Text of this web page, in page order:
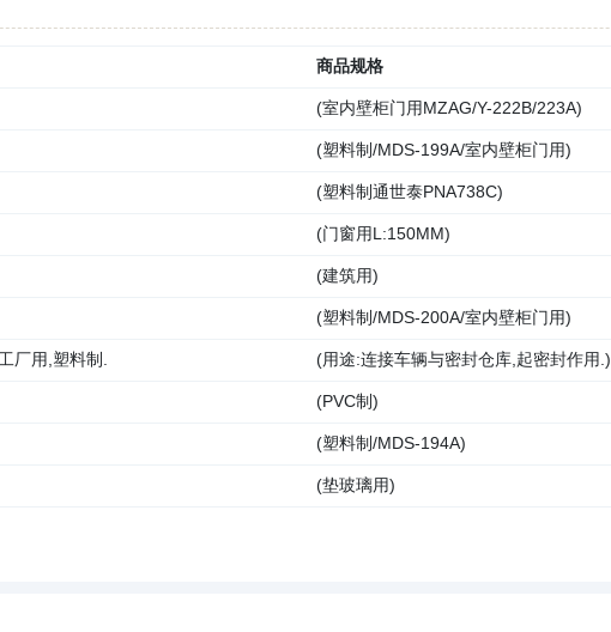
商品规格
(室内壁柜门用MZAG/Y-222B/223A)
(塑料制/MDS-199A/室内壁柜门用)
(塑料制通世泰PNA738C)
(门窗用L:150MM)
(建筑用)
(塑料制/MDS-200A/室内壁柜门用)
厂用,塑料制. (用途:连接车辆与密封仓库,起密封作用.)
(PVC制)
(塑料制/MDS-194A)
(垫玻璃用)